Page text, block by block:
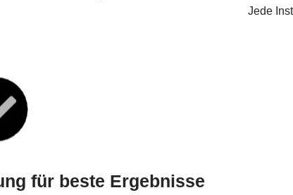
Jede
für beste Ergebnisse